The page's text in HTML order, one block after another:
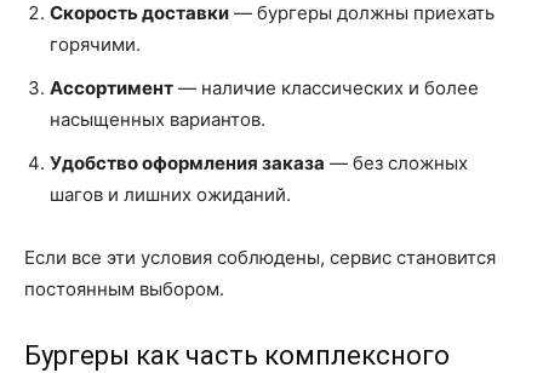
Скорость доставки — бургеры должны приехать
горячими.
Ассортимент — наличие классических и более
насыщенных вариантов.
Удобство оформления заказа — без сложных
шагов и лишних ожиданий.
Если все эти условия соблюдены, сервис становится
постоянным выбором.
Бургеры как часть комплексного